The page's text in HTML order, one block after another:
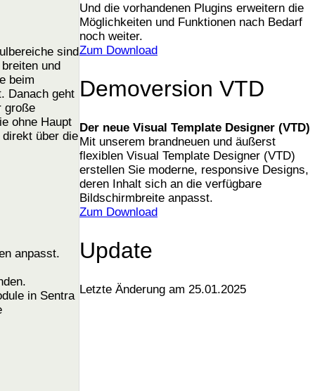
sind
und
beim
Danach geht
große
ohne Haupt
über die
anpasst.
in Sentra
Und die vorhandenen Plugins erweitern die
Möglichkeiten und Funktionen nach Bedarf
noch weiter.
Zum Download
Demoversion VTD
Der neue Visual Template Designer (VTD)
Mit unserem brandneuen und äußerst
flexiblen Visual Template Designer (VTD)
erstellen Sie moderne, responsive Designs,
deren Inhalt sich an die verfügbare
Bildschirmbreite anpasst.
Zum Download
Update
Letzte Änderung am 25.01.2025